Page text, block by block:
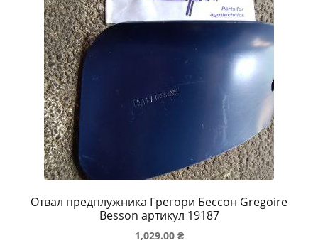
Отвал предплужника Грегори Бессон Gregoire
Besson артикул 19187
1,029.00 ₴